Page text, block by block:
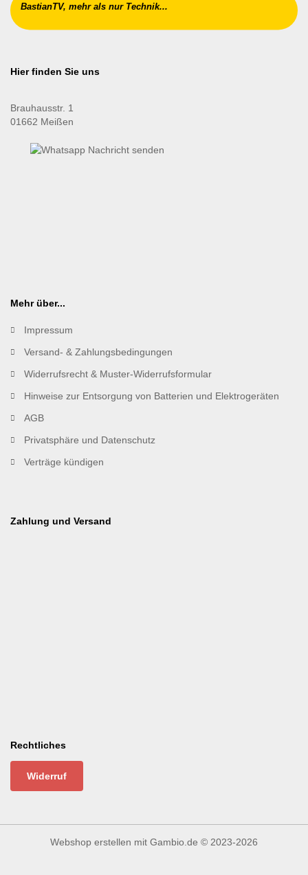
BastianTV, mehr als nur Technik...
Hier finden Sie uns
Brauhausstr. 1
01662 Meißen
Mehr über...
Impressum
Versand- & Zahlungsbedingungen
Widerrufsrecht & Muster-Widerrufsformular
Hinweise zur Entsorgung von Batterien und Elektrogeräten
AGB
Privatsphäre und Datenschutz
Verträge kündigen
Zahlung und Versand
Rechtliches
Widerruf
Webshop erstellen mit Gambio.de © 2023-2026